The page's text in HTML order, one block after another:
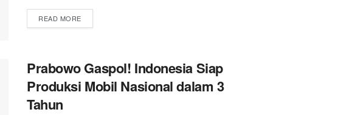
READ MOREDETAILS
Prabowo Gaspol! Indonesia Siap
Produksi Mobil Nasional dalam 3
Tahun